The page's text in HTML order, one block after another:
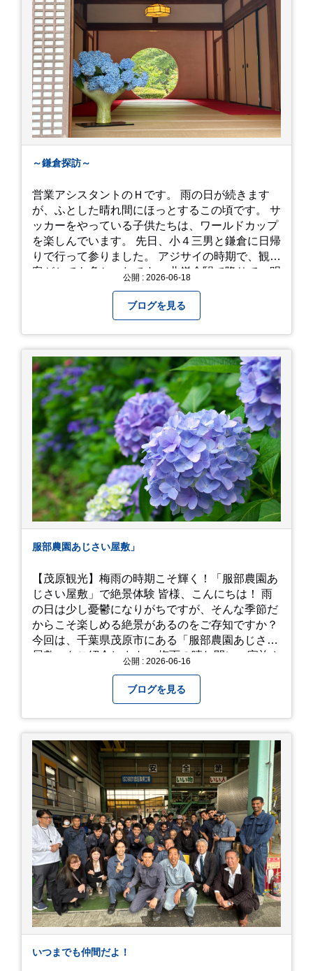
～鎌倉探訪～
営業アシスタントのＨです。 雨の日が続きます
が、ふとした晴れ間にほっとするこの頃です。 サ
ッカーをやっている子供たちは、ワールドカップ
を楽しんでいます。 先日、小４三男と鎌倉に日帰
りで行って参りました。 アジサイの時期で、観光
客がとても多かったです。 北鎌倉駅で降りて、明
器を購入⇒お昼ご飯⇒鶴岡八幡宮⇒江ノ電で大仏
へ。 江ノ島は時間切れで断念！ 明月院のアジサ
イは白にフチが紫のが特に素敵だと思いました。
中１次男が小学校の修学旅行で鎌倉に行った時に
お昼を食べてお勧めという「玉子焼おざわ」のだ
し巻き卵はとてもおいしかったです。 鶴岡八幡宮
のハスは時期が早かったですが、来月は見事だろ
うなぁ。 それでは、皆さん、梅雨冷えの日もござ
いますが、お元気でお過ごし下さい。
公開 : 2026-06-18
ブログを見る
服部農園あじさい屋敷」
【茂原観光】梅雨の時期こそ輝く！「服部農園あ
じさい屋敷」で絶景体験 皆様、こんにちは！ 雨
の日は少し憂鬱になりがちですが、そんな季節だ
からこそ楽しめる絶景があるのをご存知ですか？
今回は、千葉県茂原市にある「服部農園あじさい
屋敷」をご紹介します。 梅雨の晴れ間に、家族や
め尽くす「あじさい」 服部農園あじさい屋敷の魅
力は、なんといってもそのスケール感。約18,000
平方メートルの広大な敷地に、なんと250種類以
上・約20,000株ものアジサイが植えられていま
す。 山肌を埋め尽くすように咲き誇るブルー、ピ
ンク、紫のアジサイは圧巻の一言。 歩道が整備さ
れているので、アジサイの中に囲まれるような感
覚で散策を楽しめます。 写真好きにはたまらない
「フォトジェニック」な景色 あじさい屋敷は、ど
こを切り取っても絵になる場所ばかり。 高い場所
からの眺望: 敷地が高い位置にあるため、あじさ
い越しに広がる茂原の景色を一望できます。 小道
での撮影: アジサイの小道を歩いている後ろ姿
は、とても幻想的で素敵な写真になりますよ。 梅
雨の季節特有の「しっとりと濡れたアジサイ」も
素敵ですし、晴れた日の「キラキラした光を浴び
たアジサイ」も最高です。ぜひカメラを持って出
公開 : 2026-06-16
ブログを見る
いつまでも仲間だよ！